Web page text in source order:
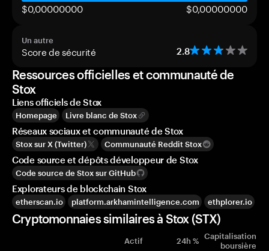
$0,00000000 $0,00000000
Un autre
Score de sécurité 2.8
Ressources officielles et communauté de
Stox
Liens officiels de Stox
Homepage Livre blanc de Stox
Réseaux sociaux et communauté de Stox
Stox sur X (Twitter) Communauté Reddit Stox
Code source et dépôts développeur de Stox
Code source de Stox sur GitHub
Explorateurs de blockchain Stox
etherscan.io platform.arkhamintelligence.com ethplorer.io
Cryptomonnaies similaires à Stox (STX)
Actif 24h % Capitalisation
boursière